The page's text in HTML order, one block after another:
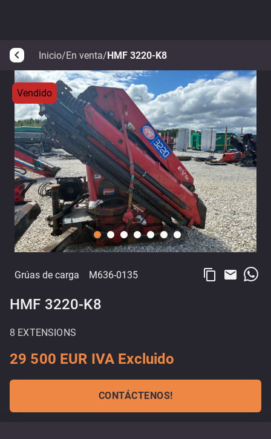
arrow_back_ios Inicio/En venta/HMF 3220-K8
Vendido
Grúas de carga M636-0135 content_copy email
HMF 3220-K8
8 EXTENSIONS
29 500 EUR IVA Excluido
CONTÁCTENOS!